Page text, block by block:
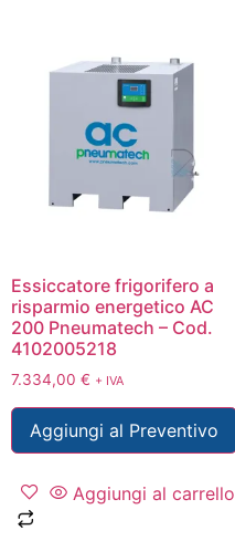
Essiccatore frigorifero a
risparmio energetico AC
200 Pneumatech – Cod.
4102005218
7.334,00 € + IVA
Aggiungi al Preventivo
Aggiungi al carrello